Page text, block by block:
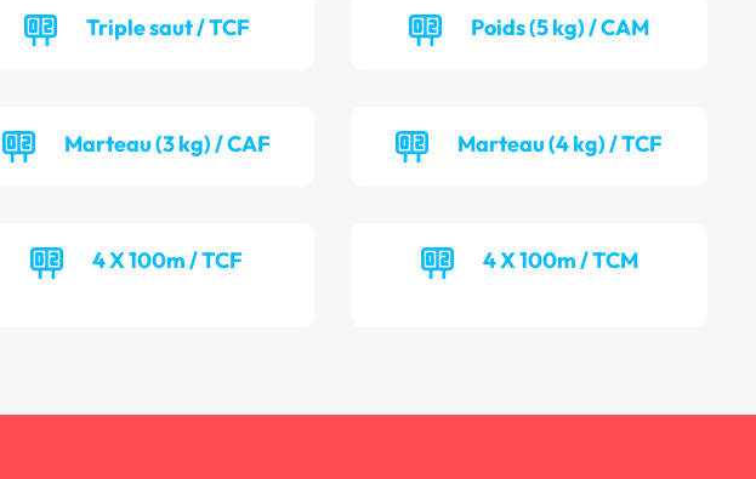
Triple saut / TCF Poids (5 kg) / CAM
Marteau (3 kg) / CAF Marteau (4 kg) / TCF
4 X 100m / TCF 4 X 100m / TCM